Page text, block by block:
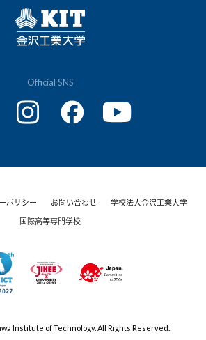
Official SNS
ポリシー お問い合わせ 学校法人金沢工業大学
国際高等専門学校
Institute of Technology. All Rights Reserved.